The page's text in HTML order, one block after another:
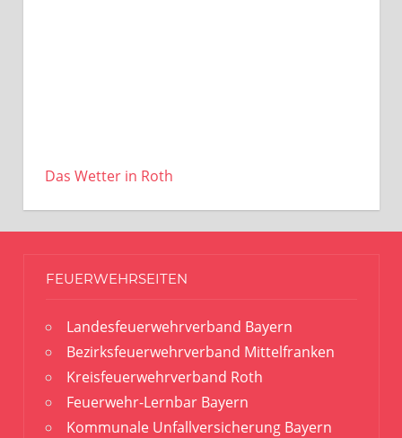
Das Wetter in Roth
FEUERWEHRSEITEN
Landesfeuerwehrverband Bayern
Bezirksfeuerwehrverband Mittelfranken
Kreisfeuerwehrverband Roth
Feuerwehr-Lernbar Bayern
Kommunale Unfallversicherung Bayern